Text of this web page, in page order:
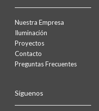
Nuestra Empresa
Iluminación
Proyectos
Contacto
Preguntas Frecuentes
Síguenos